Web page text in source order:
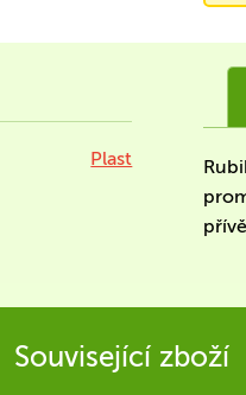
Plast
Související zboží